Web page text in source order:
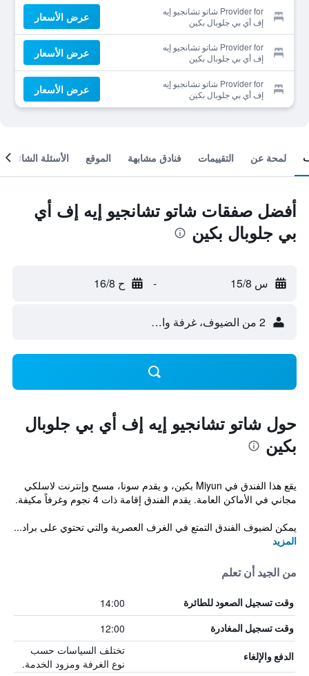
Provider for شاتو تشانجيو إيه
إف أي بي جلوبال بكين
عرض الأسعار
Provider for شاتو تشانجيو إيه
إف أي بي جلوبال بكين
عرض الأسعار
Provider for شاتو تشانجيو إيه
إف أي بي جلوبال بكين
عرض الأسعار
لمحة عن التقييمات فنادق مشابهة الموقع الأسئلة الشائعة
أفضل صفقات شاتو تشانجيو إيه إف أي
بي جلوبال بكين
س 15/8 - ح 16/8
2 من الضيوف، غرفة واحدة
حول شاتو تشانجيو إيه إف أي بي جلوبال
بكين
يقع هذا الفندق في Miyun بكين، و يقدم سونا، مسبح وإنترنت لاسلكي
مجاني في الأماكن العامة. يقدم الفندق إقامة ذات 4 نجوم وغرفاً مكيفة.
يمكن لضيوف الفندق التمتع في الغرف العصرية والتي تحتوي على براد...
المزيد
من الجيد أن تعلم
وقت تسجيل الصعود للطائرة 14:00
وقت تسجيل المغادرة 12:00
الدفع والإلغاء
تختلف السياسات حسب
نوع الغرفة ومزود الخدمة.